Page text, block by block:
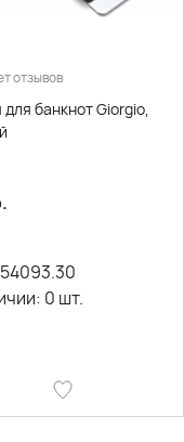
отзывов
банкнот Giorgio,
0 шт.